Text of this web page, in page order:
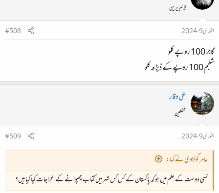
لائبریرین
جنوری 9، 2024
#508
گاجر 100 روپے کلو
شلجم 100 روپے کے ڈیڑھ کلو
علی وقار
محفلین
جنوری 9، 2024
#509
عامر گولڑوی نے کہا:
کسی دوست کے علم میں ہو کہ پاکستان کے کس کس شہر میں کتاب چھپوانے کے اخراجات کیا کیا ہیں؟